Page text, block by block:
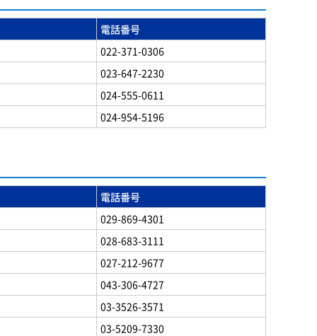
電話番号
022-371-0306
023-647-2230
024-555-0611
024-954-5196
電話番号
029-869-4301
028-683-3111
027-212-9677
043-306-4727
03-3526-3571
03-5209-7330